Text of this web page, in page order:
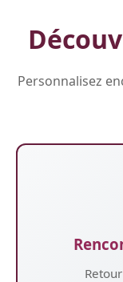
Personnalisez